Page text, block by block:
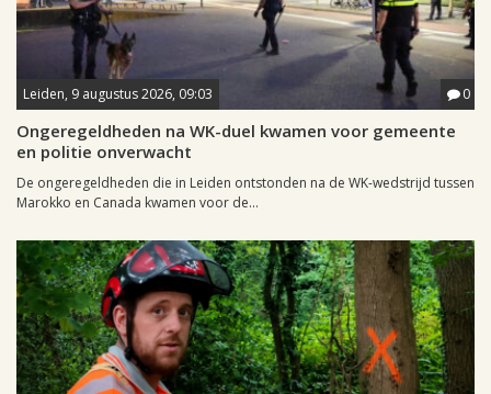
Leiden, 9 augustus 2026, 09:03 0
Ongeregeldheden na WK-duel kwamen voor gemeente
en politie onverwacht
De ongeregeldheden die in Leiden ontstonden na de WK-wedstrijd tussen
Marokko en Canada kwamen voor de...